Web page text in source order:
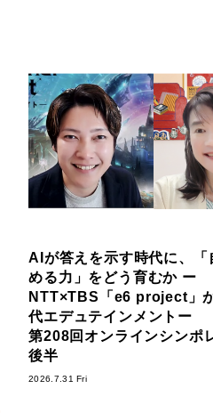
AIが答えを示す時代に、「
める力」をどう育むか ー
NTT×TBS「e6 project」
代エデュテインメントー
第208回オンラインシンポ
後半
2026.7.31 Fri